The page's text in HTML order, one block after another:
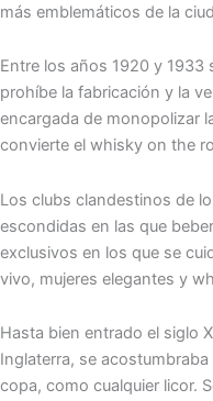
más emblemáticos de la
Entre los años 1920 y 1933
prohíbe la fabricación y la
encargada de monopolizar
convierte el whisky on the
Los clubs clandestinos de
escondidas en las que
exclusivos en los que se
vivo, mujeres elegantes y
Hasta bien entrado el siglo
Inglaterra, se
copa, como cualquier licor.